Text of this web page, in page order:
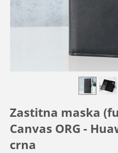
Zastitna maska
Canvas ORG -
crna